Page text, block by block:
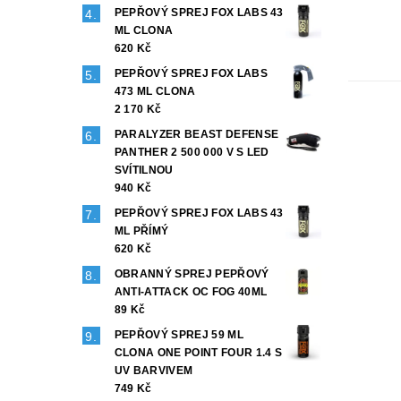
PEPŘOVÝ SPREJ FOX LABS 43
ML CLONA
620 Kč
PEPŘOVÝ SPREJ FOX LABS
473 ML CLONA
2 170 Kč
PARALYZER BEAST DEFENSE
PANTHER 2 500 000 V S LED
SVÍTILNOU
940 Kč
PEPŘOVÝ SPREJ FOX LABS 43
ML PŘÍMÝ
620 Kč
OBRANNÝ SPREJ PEPŘOVÝ
ANTI-ATTACK OC FOG 40ML
89 Kč
PEPŘOVÝ SPREJ 59 ML
CLONA ONE POINT FOUR 1.4 S
UV BARVIVEM
749 Kč